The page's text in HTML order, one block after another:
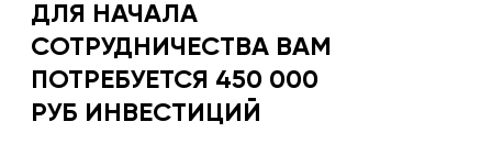
ДЛЯ НАЧАЛА
СОТРУДНИЧЕСТВА ВАМ
ПОТРЕБУЕТСЯ 450 000
РУБ ИНВЕСТИЦИЙ